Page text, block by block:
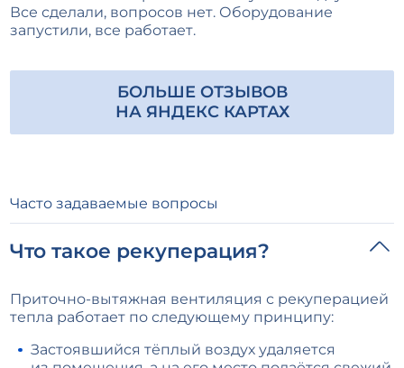
Все сделали, вопросов нет. Оборудование
запустили, все работает.
БОЛЬШЕ ОТЗЫВОВ
Часто задаваемые вопросы
Что такое рекуперация?
Приточно-вытяжная вентиляция с рекуперацией
тепла работает по следующему принципу:
Застоявшийся тёплый воздух удаляется